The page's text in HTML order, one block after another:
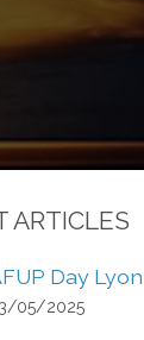
ARTICLES
Day
05/2025